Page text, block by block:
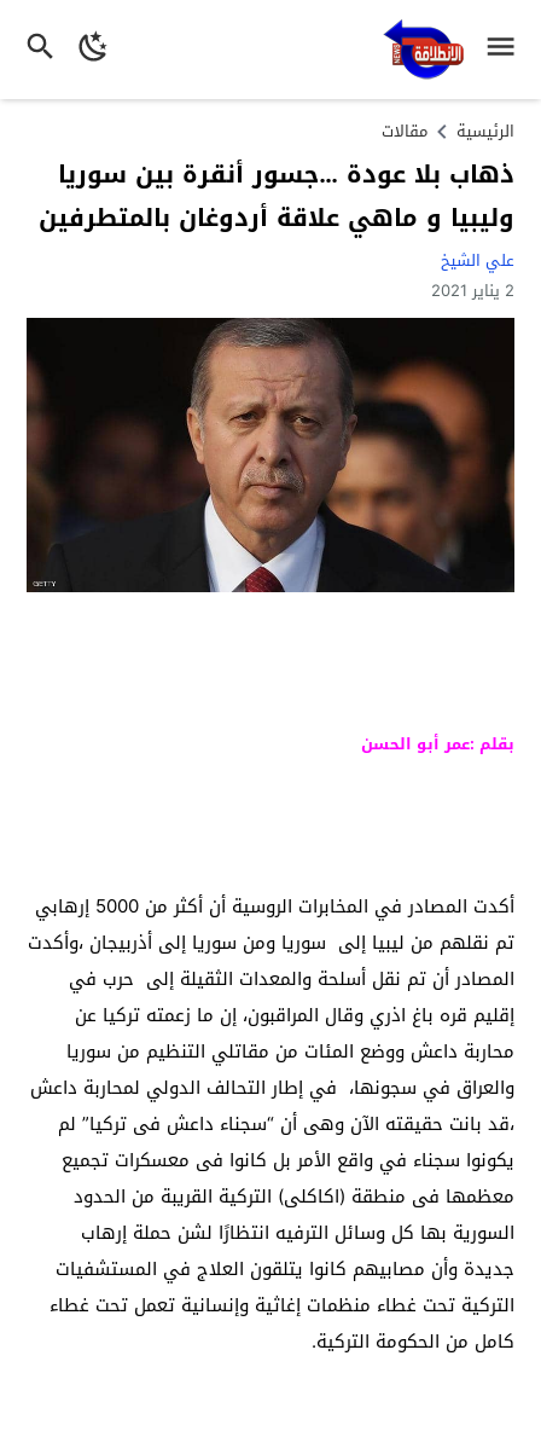
الرئيسية مقالات
ذهاب بلا عودة …جسور أنقرة بين سوريا
وليبيا و ماهي علاقة أردوغان بالمتطرفين
علي الشيخ
2 يناير 2021
بقلم :عمر أبو الحسن
أكدت المصادر في المخابرات الروسية أن أكثر من 5000 إرهابي
تم نقلهم من ليبيا إلى سوريا ومن سوريا إلى أذربيجان ،وأكدت
المصادر أن تم نقل أسلحة والمعدات الثقيلة إلى حرب في
إقليم قره باغ اذري وقال المراقبون، إن ما زعمته تركيا عن
محاربة داعش ووضع المئات من مقاتلي التنظيم من سوريا
والعراق في سجونها، في إطار التحالف الدولي لمحاربة داعش
،قد بانت حقيقته الآن وهى أن “سجناء داعش فى تركيا” لم
يكونوا سجناء في واقع الأمر بل كانوا فى معسكرات تجميع
معظمها فى منطقة (اكاكلى) التركية القريبة من الحدود
السورية بها كل وسائل الترفيه انتظارًا لشن حملة إرهاب
جديدة وأن مصابيهم كانوا يتلقون العلاج في المستشفيات
التركية تحت غطاء منظمات إغاثية وإنسانية تعمل تحت غطاء
كامل من الحكومة التركية.